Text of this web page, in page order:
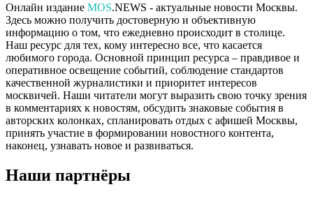
Онлайн издание MOS.NEWS - актуальные новости Москвы.
Здесь можно получить достоверную и объективную
информацию о том, что ежедневно происходит в столице.
Наш ресурс для тех, кому интересно все, что касается
любимого города. Основной принцип ресурса – правдивое и
оперативное освещение событий, соблюдение стандартов
качественной журналистики и приоритет интересов
москвичей. Наши читатели могут выразить свою точку зрения
в комментариях к новостям, обсудить знаковые события в
авторских колонках, спланировать отдых с афишей Москвы,
принять участие в формировании новостного контента,
наконец, узнавать новое и развиваться.
Наши партнёры